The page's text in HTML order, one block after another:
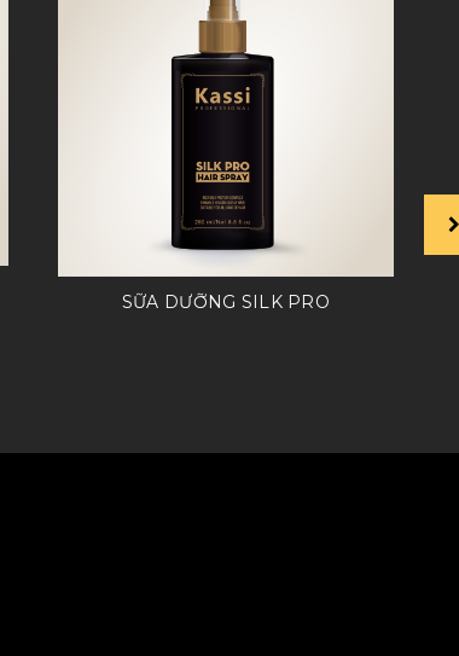
SỮA DƯỠNG SILK PRO